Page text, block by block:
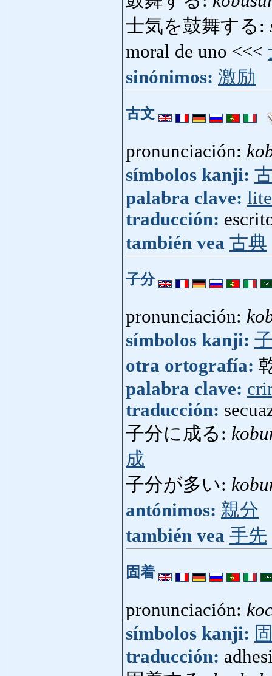
士気を鼓舞する:
moral de uno <<<
sinónimos: 激励
古文
pronunciación:
símbolos kanji:
palabra clave:
traducción:
también vea 古典
子分
pronunciación:
símbolos kanji:
otra ortografía:
palabra clave:
traducción:
子分に成る:
成
子分が多い:
antónimos: 親分
también vea 手先
固着
pronunciación:
símbolos kanji:
traducción: